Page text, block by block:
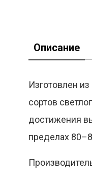
Описание
Изготовлен
сортов
достижения
пределах